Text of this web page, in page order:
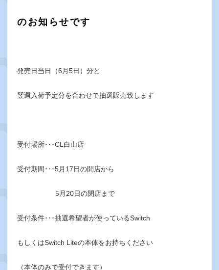
のお知らせです
発売日当日（6月5日）分と
翌週入荷予定分を合わせて抽選販売致します
受付場所･･･CL白山店
受付期間･･･5月17日の開店から
5月20日の閉店まで
受付条件･･･抽選希望者が使っているSwitch
もしくはSwitch Liteの本体をお持ちください
（本体のみで受付できます）